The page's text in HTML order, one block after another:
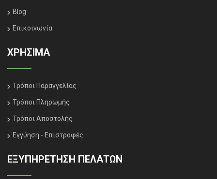
Blog
Επικοινωνία
ΧΡΗΣΙΜΑ
Τρόποι Παραγγελίας
Τρόποι Πληρωμής
Τρόποι Αποστολής
Εγγύηση - Επιστροφές
ΕΞΥΠΗΡΈΤΗΣΗ ΠΕΛΑΤΏΝ